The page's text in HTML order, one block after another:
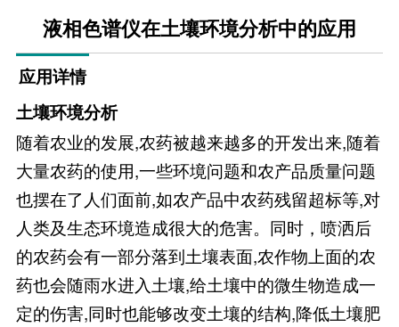
液相色谱仪在土壤环境分析中的应用
应用详情
土壤环境分析
随着农业的发展,农药被越来越多的开发出来,随着
大量农药的使用,一些环境问题和农产品质量问题
也摆在了人们面前,如农产品中农药残留超标等,对
人类及生态环境造成很大的危害。同时，喷洒后
的农药会有一部分落到土壤表面,农作物上面的农
药也会随雨水进入土壤,给土壤中的微生物造成一
定的伤害,同时也能够改变土壤的结构,降低土壤肥